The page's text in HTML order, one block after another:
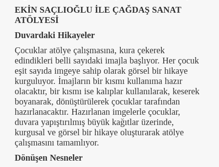
EKİN SAÇLIOĞLU İLE ÇAĞDAŞ SANAT
ATÖLYESİ
Duvardaki Hikayeler
Çocuklar atölye çalışmasına, kura çekerek
edindikleri belli sayıdaki imajla başlıyor. Her çocuk
eşit sayıda imgeye sahip olarak görsel bir hikaye
kurguluyor. İmajların bir kısmı kullanıma hazır
olacaktır, bir kısmı ise kalıplar kullanılarak, keserek
boyanarak, dönüştürülerek çocuklar tarafından
hazırlanacaktır. Hazırlanan imgelerle çocuklar,
duvara yapıştırılmış büyük kağıtlar üzerinde,
kurgusal ve görsel bir hikaye oluşturarak atölye
çalışmasını tamamlıyor.
Dönüşen Nesneler